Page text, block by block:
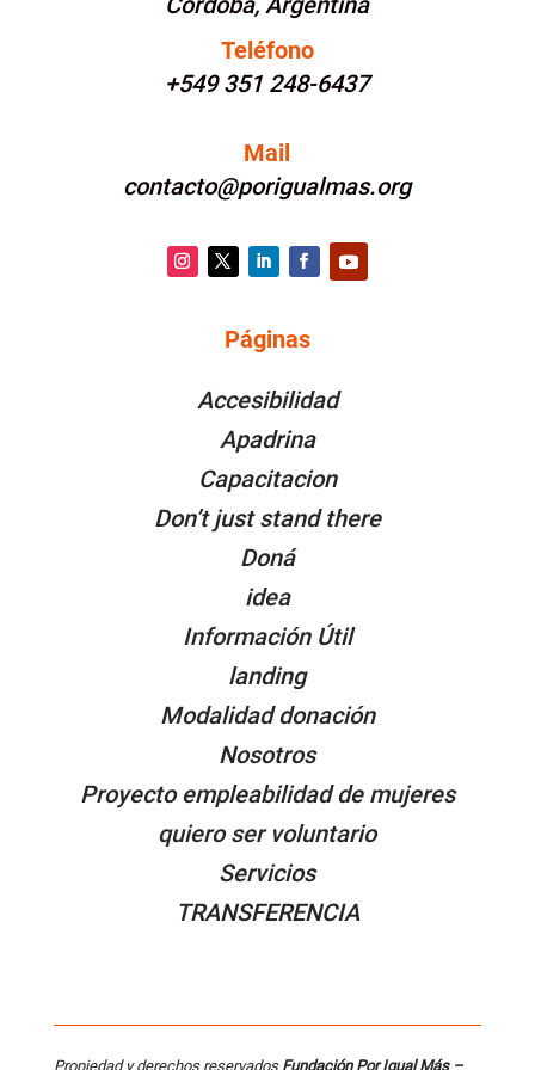
Teléfono
+549 351 248-6437
Mail
contacto@porigualmas.org
Páginas
Accesibilidad
Apadrina
Capacitacion
Don’t just stand there
Doná
idea
Información Útil
landing
Modalidad donación
Nosotros
Proyecto empleabilidad de mujeres
quiero ser voluntario
Servicios
TRANSFERENCIA
Propiedad y derechos reservados Fundación Por Igual Más –